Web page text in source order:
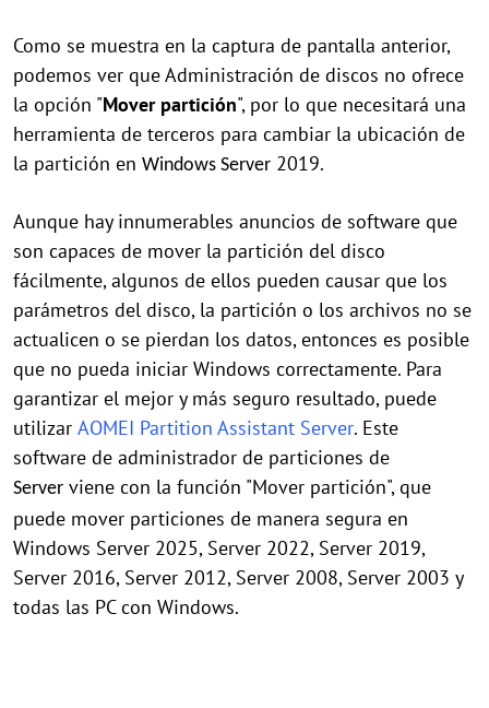
Como se muestra en la captura de pantalla anterior,
podemos ver que Administración de discos no ofrece
la opción "Mover partición", por lo que necesitará una
herramienta de terceros para cambiar la ubicación de
la partición en Windows Server 2019.
Aunque hay innumerables anuncios de software que
son capaces de mover la partición del disco
fácilmente, algunos de ellos pueden causar que los
parámetros del disco, la partición o los archivos no se
actualicen o se pierdan los datos, entonces es posible
que no pueda iniciar Windows correctamente. Para
garantizar el mejor y más seguro resultado, puede
utilizar AOMEI Partition Assistant Server. Este
software de administrador de particiones de
Server viene con la función "Mover partición", que
puede mover particiones de manera segura en
Windows Server 2025, Server 2022, Server 2019,
Server 2016, Server 2012, Server 2008, Server 2003 y
todas las PC con Windows.